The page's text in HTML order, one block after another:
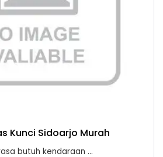
Kunci Sidoarjo Murah
butuh kendaraan ...